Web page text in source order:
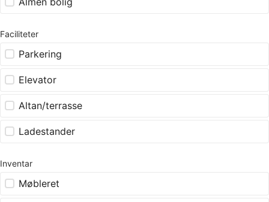
Faciliteter
Parkering
Elevator
Altan/terrasse
Ladestander
Inventar
Møbleret